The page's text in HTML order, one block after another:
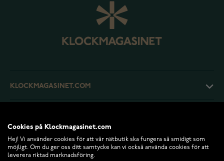
KLOCKMAGASINET.COM
RETURER OCH VILLKOR
Cookies på Klockmagasinet.com
Hej! Vi använder cookies för att vår nätbutik ska fungera så smidigt som
möjligt. Om du ger oss ditt samtycke kan vi också använda cookies för att
leverera riktad marknadsföring.